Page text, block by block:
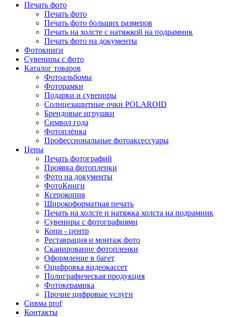
Печать фото
Печать фото
Печать фото больших размеров
Печать на холсте с натяжкой на подрамник
Печать фото на документы
Фотокниги
Сувениры с фото
Каталог товаров
Фотоальбомы
Фоторамки
Подарки и сувениры
Солнцезащитные очки POLAROID
Брендовые игрушки
Символ года
Фотоплёнка
Профессиональные фотоаксессуары
Цены
Печать фотографий
Проявка фотопленки
Фото на документы
ФотоКниги
Ксерокопия
Широкоформатная печать
Печать на холсте и натяжка холста на подрамник
Сувениры с фотографиями
Копи - центр
Реставрация и монтаж фото
Сканирование фотопленки
Оформление в багет
Оцифровка видеокассет
Полиграфическая продукция
Фотокерамика
Прочие цифровые услуги
Сивма prof
Контакты